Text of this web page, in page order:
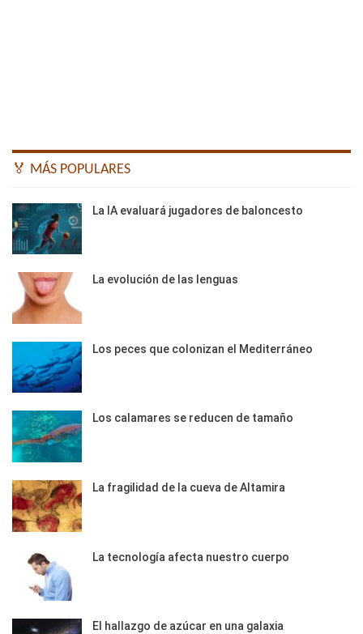
🏅 MÁS POPULARES
La IA evaluará jugadores de baloncesto
La evolución de las lenguas
Los peces que colonizan el Mediterráneo
Los calamares se reducen de tamaño
La fragilidad de la cueva de Altamira
La tecnología afecta nuestro cuerpo
El hallazgo de azúcar en una galaxia